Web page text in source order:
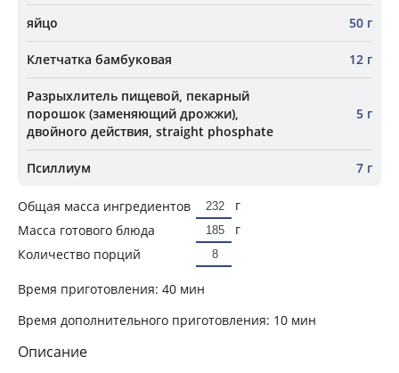
яйцо 50 г
Клетчатка бамбуковая 12 г
Разрыхлитель пищевой, пекарный
порошок (заменяющий дрожжи),
двойного действия, straight phosphate
5 г
Псиллиум 7 г
Общая масса ингредиентов
г
Масса готового блюда
г
Количество порций
Время приготовления: 40 мин
Время дополнительного приготовления: 10 мин
Описание